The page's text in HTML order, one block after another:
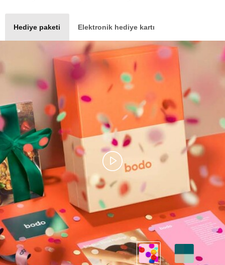
Hediye paketi Elektronik hediye kartı